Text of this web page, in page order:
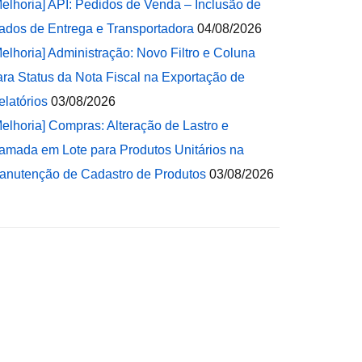
API: Pedidos de Venda – Inclusão de
de Entrega e Transportadora 04/08/2026
Administração: Novo Filtro e Coluna
Status da Nota Fiscal na Exportação de
03/08/2026
Compras: Alteração de Lastro e
em Lote para Produtos Unitários na
de Cadastro de Produtos 03/08/2026